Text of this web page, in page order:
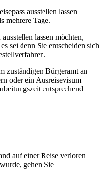
ausstellen lassen
mehrere Tage.
lassen möchten,
sei denn Sie entscheiden sich
zuständigen Bürgeramt an
oder ein Ausreisevisum
entsprechend
auf einer Reise verloren
gehen Sie